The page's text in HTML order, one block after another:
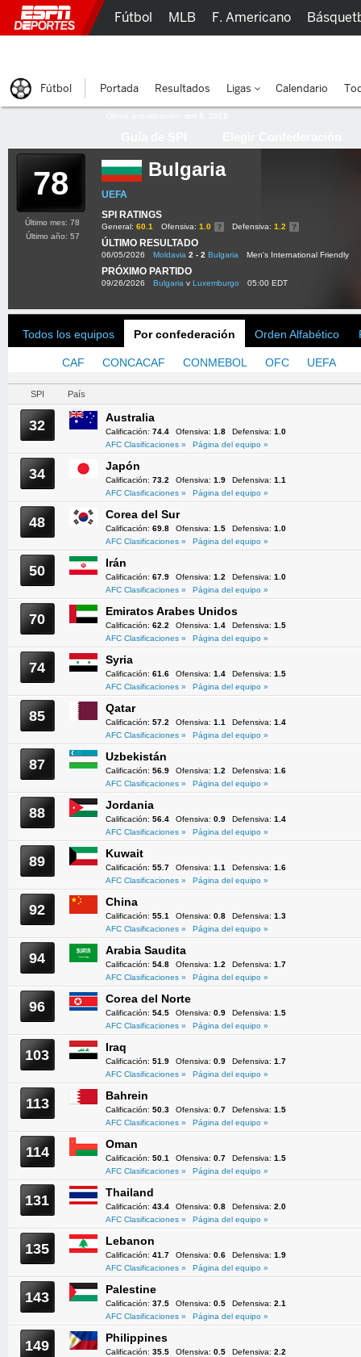
78 Bulgaria
UEFA
SPI RATINGS
General: 60.1 Ofensiva: 1.0 Defensiva: 1.2
ÚLTIMO RESULTADO
06/05/2026 Moldavia 2 - 2 Bulgaria Men's International Friendly
PRÓXIMO PARTIDO
09/26/2026 Bulgaria v Luxemburgo 05:00 EDT
Último mes: 78
Último año: 57
Todos los equipos Por confederación Orden Alfabético
CAF CONCACAF CONMEBOL OFC UEFA
SPI País
32 Australia
Calificación: 74.4 Ofensiva: 1.8 Defensiva: 1.0
AFC Clasificaciones »
Página del equipo »
34 Japón
Calificación: 73.2 Ofensiva: 1.9 Defensiva: 1.1
AFC Clasificaciones »
Página del equipo »
48 Corea del Sur
Calificación: 69.8 Ofensiva: 1.5 Defensiva: 1.0
AFC Clasificaciones »
Página del equipo »
50 Irán
Calificación: 67.9 Ofensiva: 1.2 Defensiva: 1.0
AFC Clasificaciones »
Página del equipo »
70 Emiratos Arabes Unidos
Calificación: 62.2 Ofensiva: 1.4 Defensiva: 1.5
AFC Clasificaciones »
Página del equipo »
74 Syria
Calificación: 61.6 Ofensiva: 1.4 Defensiva: 1.5
AFC Clasificaciones »
Página del equipo »
85 Qatar
Calificación: 57.2 Ofensiva: 1.1 Defensiva: 1.4
AFC Clasificaciones »
Página del equipo »
87 Uzbekistán
Calificación: 56.9 Ofensiva: 1.2 Defensiva: 1.6
AFC Clasificaciones »
Página del equipo »
88 Jordania
Calificación: 56.4 Ofensiva: 0.9 Defensiva: 1.4
AFC Clasificaciones »
Página del equipo »
89 Kuwait
Calificación: 55.7 Ofensiva: 1.1 Defensiva: 1.6
AFC Clasificaciones »
Página del equipo »
92 China
Calificación: 55.1 Ofensiva: 0.8 Defensiva: 1.3
AFC Clasificaciones »
Página del equipo »
94 Arabia Saudita
Calificación: 54.8 Ofensiva: 1.2 Defensiva: 1.7
AFC Clasificaciones »
Página del equipo »
96 Corea del Norte
Calificación: 54.5 Ofensiva: 0.9 Defensiva: 1.5
AFC Clasificaciones »
Página del equipo »
103 Iraq
Calificación: 51.9 Ofensiva: 0.9 Defensiva: 1.7
AFC Clasificaciones »
Página del equipo »
113 Bahrein
Calificación: 50.3 Ofensiva: 0.7 Defensiva: 1.5
AFC Clasificaciones »
Página del equipo »
114 Oman
Calificación: 50.1 Ofensiva: 0.7 Defensiva: 1.5
AFC Clasificaciones »
Página del equipo »
131 Thailand
Calificación: 43.4 Ofensiva: 0.8 Defensiva: 2.0
AFC Clasificaciones »
Página del equipo »
135 Lebanon
Calificación: 41.7 Ofensiva: 0.6 Defensiva: 1.9
AFC Clasificaciones »
Página del equipo »
143 Palestine
Calificación: 37.5 Ofensiva: 0.5 Defensiva: 2.1
AFC Clasificaciones »
Página del equipo »
149 Philippines
Calificación: 35.5 Ofensiva: 0.5 Defensiva: 2.2
Fútbol MLB F. Americano
Fútbol Portada Resultados Ligas Calendario